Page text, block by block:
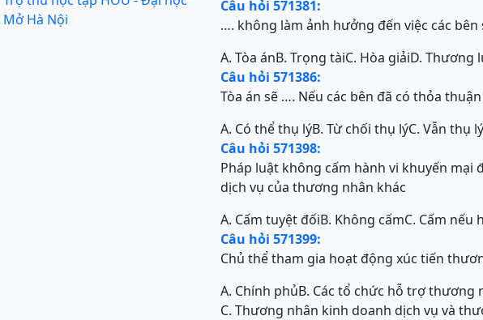
Mở Hà Nội
Câu hỏi 571381:
…. không làm ảnh hưởng đến việc các
A. Tòa ánB. Trọng tàiC. Hòa giảiD. Thương
Câu hỏi 571386:
Tòa án sẽ …. Nếu các bên đã có thỏa
A. Có thể thụ lýB. Từ chối thụ lýC. Vẫn thụ lý
Câu hỏi 571398:
Pháp luật không cấm hành vi khuyến
dịch vụ của thương nhân khác
A. Cấm tuyệt đốiB. Không cấmC. Cấm nếu
Câu hỏi 571399:
Chủ thể tham gia hoạt động xúc tiến
A. Chính phủB. Các tổ chức hỗ trợ thương
C. Thương nhân kinh doanh dịch vụ và